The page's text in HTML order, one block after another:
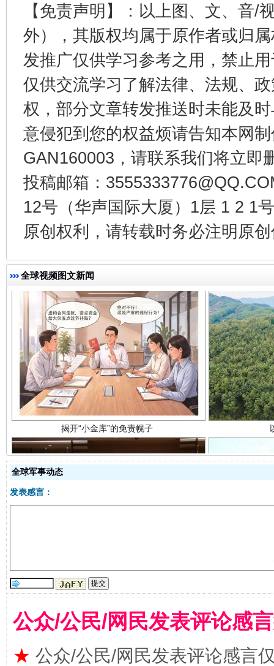
【免责声明】：以上图、文、音/
外），其版权均属于原作者或归
发推广仅供学习参考之用，禁止
仅供交流学习了解法律、法规、
权，部分文章转发推送时未能及
意侵犯到您的权益烦请告知本网
GAN160003，请联系我们将立即
投稿邮箱：
12号（华声国际大厦）1层 1 2 1
原创权利，请转载时务必注明原
全球视频图文新闻
东山县通报“牛蛙产品抗生素超标问题” 法
揭开“小金库”的免责幌子
全球军事动态
发表感言：
公众/公民/网民发表评论感
★ 公众/公民/网民发表评论感言